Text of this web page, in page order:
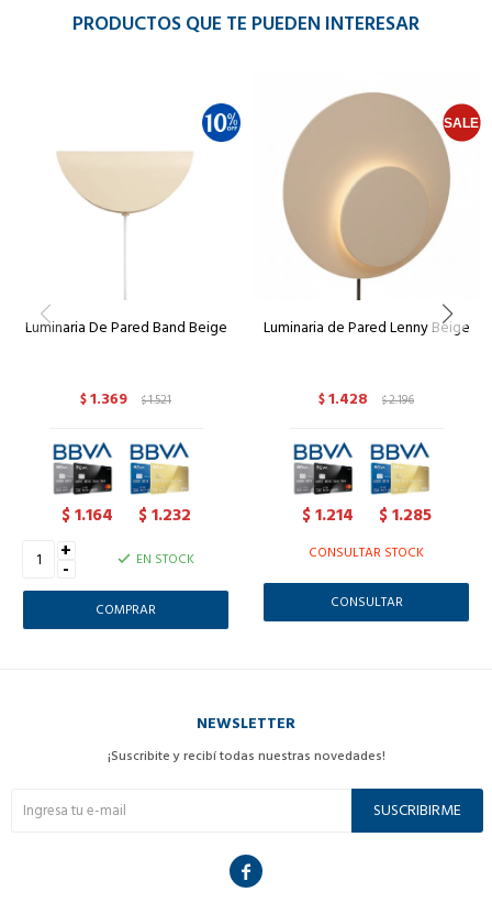
PRODUCTOS QUE TE PUEDEN INTERESAR
Luminaria De Pared Band Beige
$1.369 $1.521
$1.164 $1.232
+
- EN STOCK
Luminaria de Pared Lenny Beige
$1.428 $2.196
$1.214 $1.285
CONSULTAR STOCK
CONSULTAR
NEWSLETTER
¡Suscribite y recibí todas nuestras novedades!
SUSCRIBIRME
